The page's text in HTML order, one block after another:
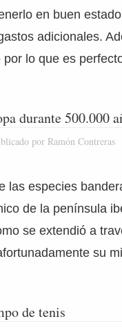
en buen
adicionales.
por lo que es
durante 500.000
por Ramón Contreras
las especies
de la península
se extendió a
su
de tenis